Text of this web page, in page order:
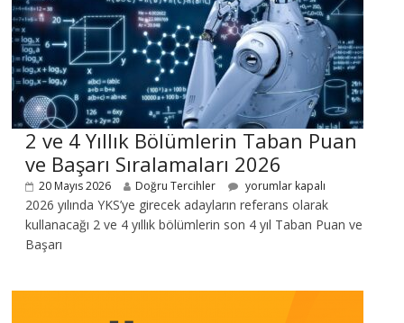
2 ve 4 Yıllık Bölümlerin Taban Puan
ve Başarı Sıralamaları 2026
20 Mayıs 2026 Doğru Tercihler yorumlar kapalı
2026 yılında YKS’ye girecek adayların referans olarak
kullanacağı 2 ve 4 yıllık bölümlerin son 4 yıl Taban Puan ve
Başarı